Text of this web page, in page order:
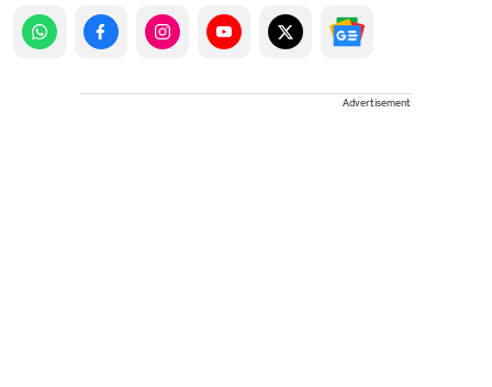
Advertisement